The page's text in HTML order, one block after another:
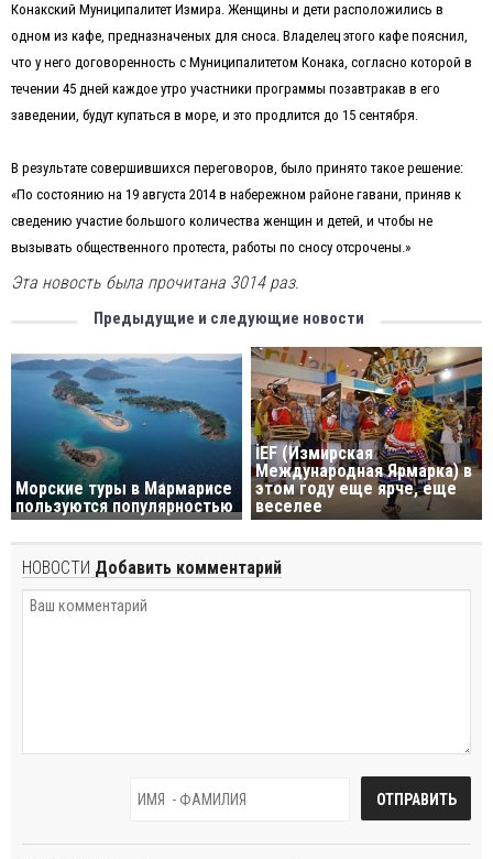
Конакский Муниципалитет Измира. Женщины и дети расположились в
одном из кафе, предназначеных для сноса. Владелец этого кафе пояснил,
что у него договоренность с Муниципалитетом Конака, согласно которой в
течении 45 дней каждое утро участники программы позавтракав в его
заведении, будут купаться в море, и это продлится до 15 сентября.
В результате совершившихся переговоров, было принято такое решение:
«По состоянию на 19 августа 2014 в набережном районе гавани, приняв к
сведению участие большого количества женщин и детей, и чтобы не
вызывать общественного протеста, работы по сносу отсрочены.»
Эта новость была прочитана 3014 раз.
Предыдущие и следующие новости
Морские туры в Мармарисе
пользуются популярностью
İEF (Измирская
Международная Ярмарка) в
этом году еще ярче, еще
веселее
НОВОСТИ Добавить комментарий